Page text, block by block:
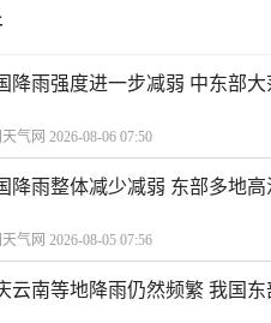
降雨强度进一步减弱 中东部
气网 2026-08-06 07:50
降雨整体减少减弱 东部多地
气网 2026-08-05 07:56
云南等地降雨仍然频繁 我国